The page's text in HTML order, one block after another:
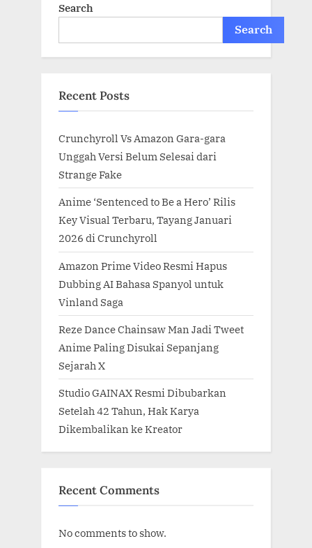
Search
Search
Recent Posts
Crunchyroll Vs Amazon Gara-gara
Unggah Versi Belum Selesai dari
Strange Fake
Anime ‘Sentenced to Be a Hero’ Rilis
Key Visual Terbaru, Tayang Januari
2026 di Crunchyroll
Amazon Prime Video Resmi Hapus
Dubbing AI Bahasa Spanyol untuk
Vinland Saga
Reze Dance Chainsaw Man Jadi Tweet
Anime Paling Disukai Sepanjang
Sejarah X
Studio GAINAX Resmi Dibubarkan
Setelah 42 Tahun, Hak Karya
Dikembalikan ke Kreator
Recent Comments
No comments to show.